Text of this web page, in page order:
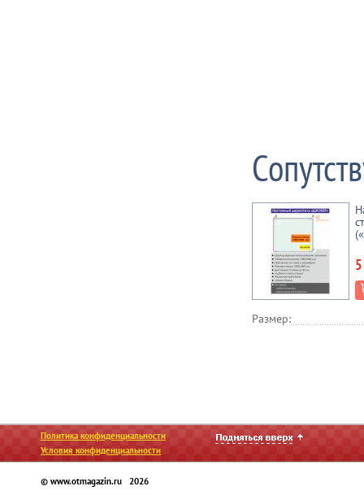
Размер:
Политика конфиденциальности
Условия конфиденциальности
© www.otmagazin.ru 2026